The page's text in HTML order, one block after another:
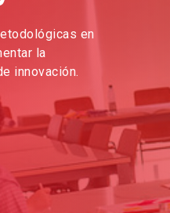
en
la
innovación.